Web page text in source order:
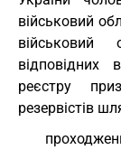
військовий
військовий
відповідних
реєстру
резервістів